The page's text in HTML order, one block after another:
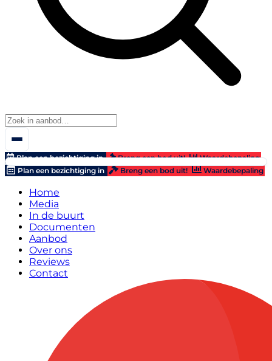
Plan een bezichtiging in Breng een bod uit!
Waardebepaling
Plan een bezichtiging in
Breng een bod uit! Waardebepaling
Home
Media
In de buurt
Documenten
Aanbod
Over ons
Reviews
Contact